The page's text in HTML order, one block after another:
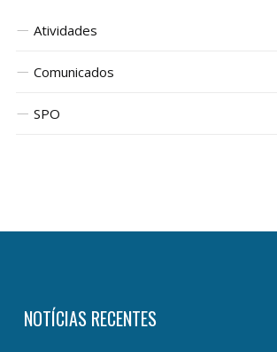
Atividades
Comunicados
SPO
NOTÍCIAS RECENTES